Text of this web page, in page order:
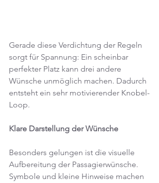
Gerade diese Verdichtung der Regeln
sorgt für Spannung: Ein scheinbar
perfekter Platz kann drei andere
Wünsche unmöglich machen. Dadurch
entsteht ein sehr motivierender Knobel-
Loop.
Klare Darstellung der Wünsche
Besonders gelungen ist die visuelle
Aufbereitung der Passagierwünsche.
Symbole und kleine Hinweise machen